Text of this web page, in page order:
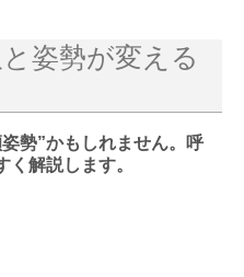
姿勢が変える
勢”かもしれません。呼
解説します。